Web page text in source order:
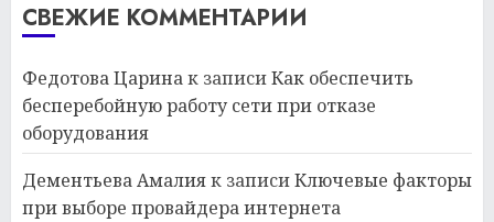
СВЕЖИЕ КОММЕНТАРИИ
Федотова Царинак записиКак обеспечить
бесперебойную работу сети при отказе
оборудования
Дементьева Амалияк записиКлючевые факторы
при выборе провайдера интернета